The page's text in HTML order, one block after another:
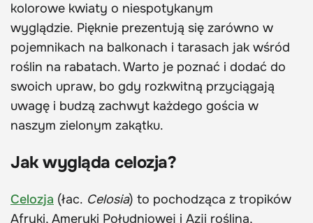
kolorowe kwiaty o niespotykanym
wyglądzie. Pięknie prezentują się zarówno w
pojemnikach na balkonach i tarasach jak wśród
roślin na rabatach. Warto je poznać i dodać do
swoich upraw, bo gdy rozkwitną przyciągają
uwagę i budzą zachwyt każdego gościa w
naszym zielonym zakątku.
Jak wygląda celozja?
Celozja (łac. Celosia) to pochodząca z tropików
Afryki, Ameryki Południowej i Azji roślina,